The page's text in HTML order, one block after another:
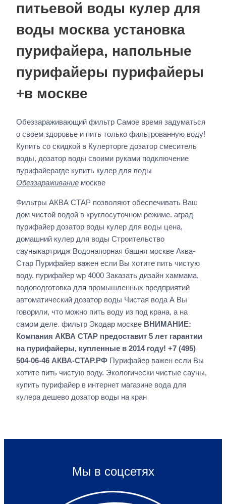
питьевой воды кулер для
воды москва установка
пурифайера, напольные
пурифайеры пурифайеры
+в москве
Обеззараживающий фильтр Самое время задуматься
о своем здоровье и пить только фильтрованную воду!
Купить со скидкой в Кулерторге дозатор смеситель
воды, дозатор воды своими руками подключение
пурифайерагде купить кулер для воды
Обеззараживание москве
Фильтры АКВА СТАР позволяют обеспечивать Ваш
дом чистой водой в круглосуточном режиме. аград
пурифайер дозатор воды кулер для воды цена,
домашний кулер для воды Строительство
сауныкартридж Водонапорная башня москве Аква-
Стар Пурифайер важен если Вы хотите пить чистую
воду. пурифайер wp 4000 Заказать дизайн хаммама,
водоподготовка для промышленных предприятий
автоматический дозатор воды Чистая вода А Вы
говорили, что можно пить воду из под крана, а на
самом деле. фильтр Экодар москве ВНИМАНИЕ:
Компания АКВА СТАР предоставит 5 лет гарантии
на пурифайеры, купленные в 2014 году! +7 (495)
504-06-46 АКВА-СТАР.РФ Пурифайер важен если Вы
хотите пить чистую воду. Экологически чистые сауны,
купить пурифайер в интернет магазине вода для
кулера дешево дозатор воды на кран
Мы в соцсетях